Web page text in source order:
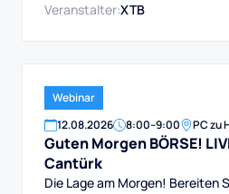
Veranstalter:XTB
Webinar
12.08.2026 8:00–9:00 PC zu
Guten Morgen BÖRSE!
Cantürk
Die Lage am Morgen! Bereiten